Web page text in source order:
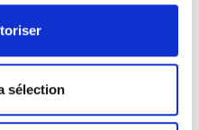
sélection
l’ensemble des
ne se limite aux
également à la
BtoC, c’est ce que